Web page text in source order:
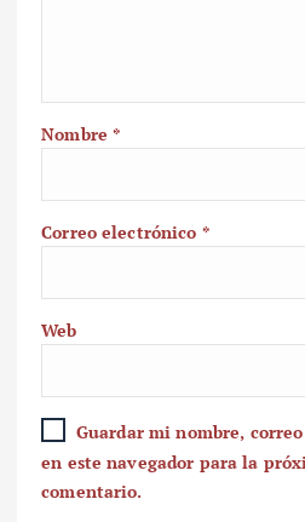
Nombre*
Correo electrónico *
Web
Guardar mi nombre,
en este navegador para la
comentario.